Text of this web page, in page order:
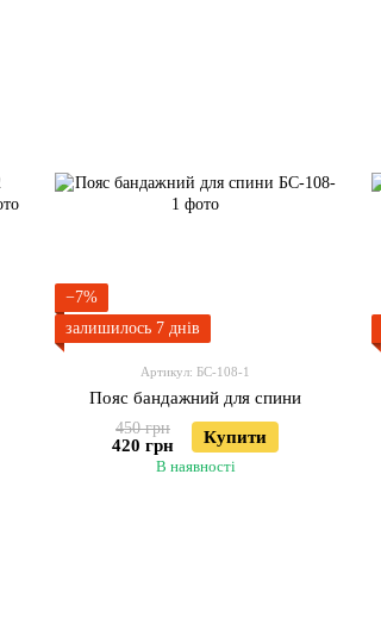
−7%
залишилось 7 днів
Артикул: БС-108-1
Пояс бандажний для спини
450 грн
420 грн Купити
В наявності